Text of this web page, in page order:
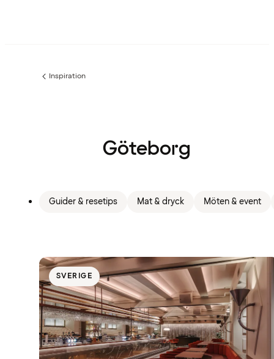
Föregående
Inspiration
Göteborg
Guider & resetips Mat & dryck Möten & event
SVERIGE